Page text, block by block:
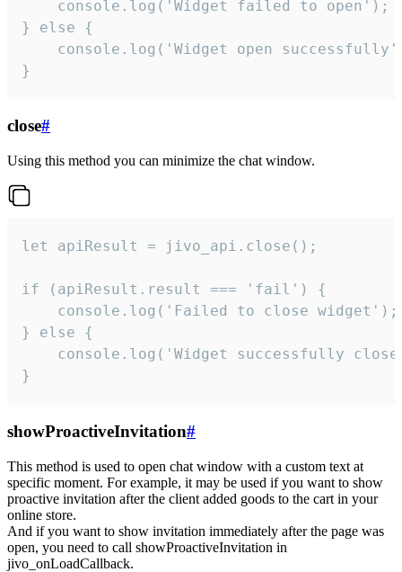
    console.log('Widget failed to open');
} else {
console.log('Widget open
}
close#
Using this method you can minimize the chat window.
let apiResult = jivo_api.close();
if (apiResult.result === 'fail') {
    console.log('Failed to close widget');
} else {
console.log('Widget successfully
}
showProactiveInvitation#
This method is used to open chat window with a custom text at
specific moment. For example, it may be used if you want to show
proactive invitation after the client added goods to the cart in your
online store.
And if you want to show invitation immediately after the page was
open, you need to call showProactiveInvitation in
jivo_onLoadCallback.